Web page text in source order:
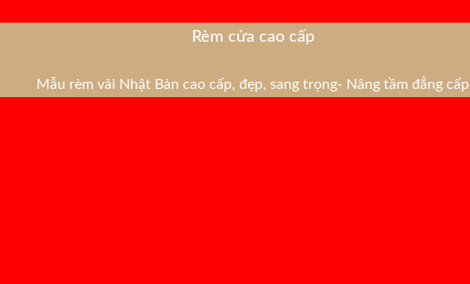
Rèm cửa cao cấp
Mẫu rèm vải Nhật Bản cao cấp, đẹp, sang trọng- Nâng tầm đẳng cấp